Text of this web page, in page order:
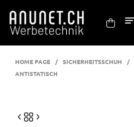
HOME PAGE / SICHERHEITSSCHUH /
ANTISTATISCH